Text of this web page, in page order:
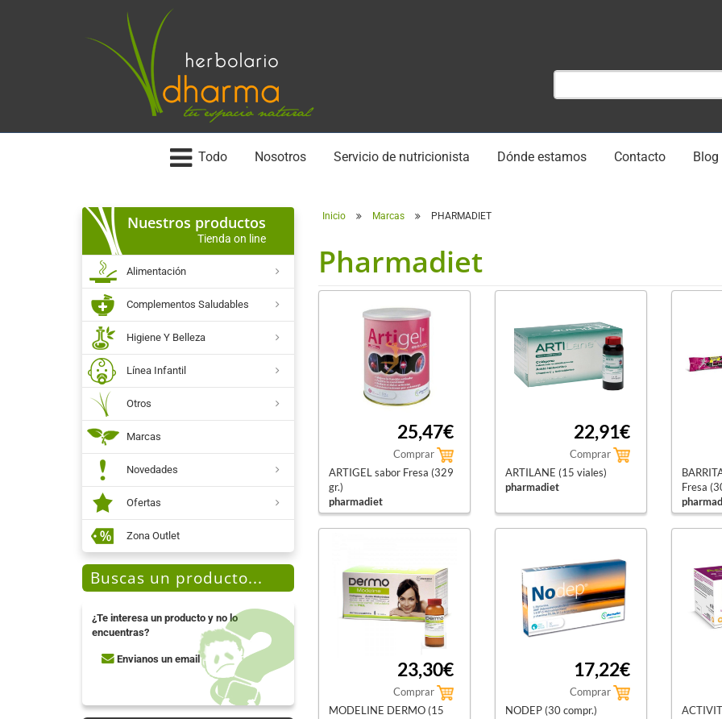
Todo Nosotros Servicio de nutricionista Dónde estamos Contacto Blog
Nuestros productos
Tienda on line
Alimentación
Complementos Saludables
Higiene Y Belleza
Línea Infantil
Otros
Marcas
Novedades
Ofertas
Zona Outlet
Buscas un producto...
¿Te interesa un producto y no lo
encuentras?
Envianos un email
Inicio Marcas PHARMADIET
Pharmadiet
25,47€
Comprar
ARTIGEL sabor Fresa (329
gr.)
pharmadiet
22,91€
Comprar
ARTILANE (15 viales)
pharmadiet
Fresa
23,30€
Comprar
MODELINE DERMO (15
17,22€
Comprar
NODEP (30 compr.)